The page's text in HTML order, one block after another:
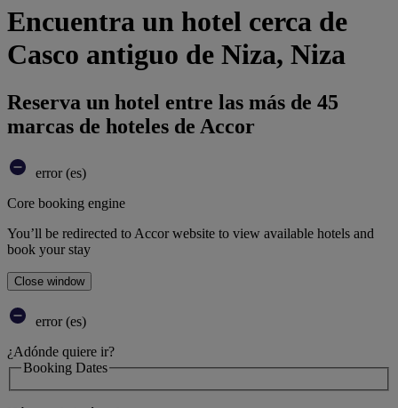
Encuentra un hotel cerca de
Casco antiguo de Niza, Niza
Reserva un hotel entre las más de 45
marcas de hoteles de Accor
error (es)
Core booking engine
You’ll be redirected to Accor website to view available hotels and
book your stay
Close window
error (es)
¿Adónde quiere ir?
Booking Dates